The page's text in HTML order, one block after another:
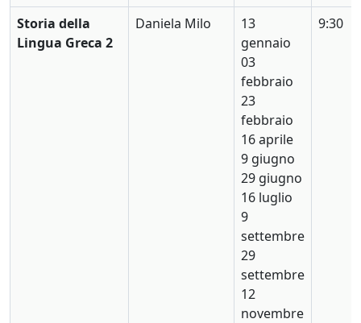
Storia della
Lingua Greca 2
Daniela Milo
13
gennaio
03
febbraio
23
febbraio
16 aprile
9 giugno
29 giugno
16 luglio
9
settembre
29
settembre
12
novembre
9:30